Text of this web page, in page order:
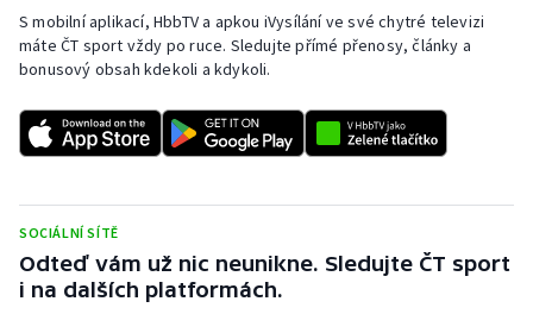
Rychlobruslení
Rychlostní kanoistika
Sportovní střelba
Stolní tenis
S mobilní aplikací, HbbTV a apkou iVysílání ve své chytré televizi
máte ČT sport vždy po ruce. Sledujte přímé přenosy, články a
bonusový obsah kdekoli a kdykoli.
SOCIÁLNÍ SÍTĚ
Odteď vám už nic neunikne. Sledujte ČT sport
i na dalších platformách.